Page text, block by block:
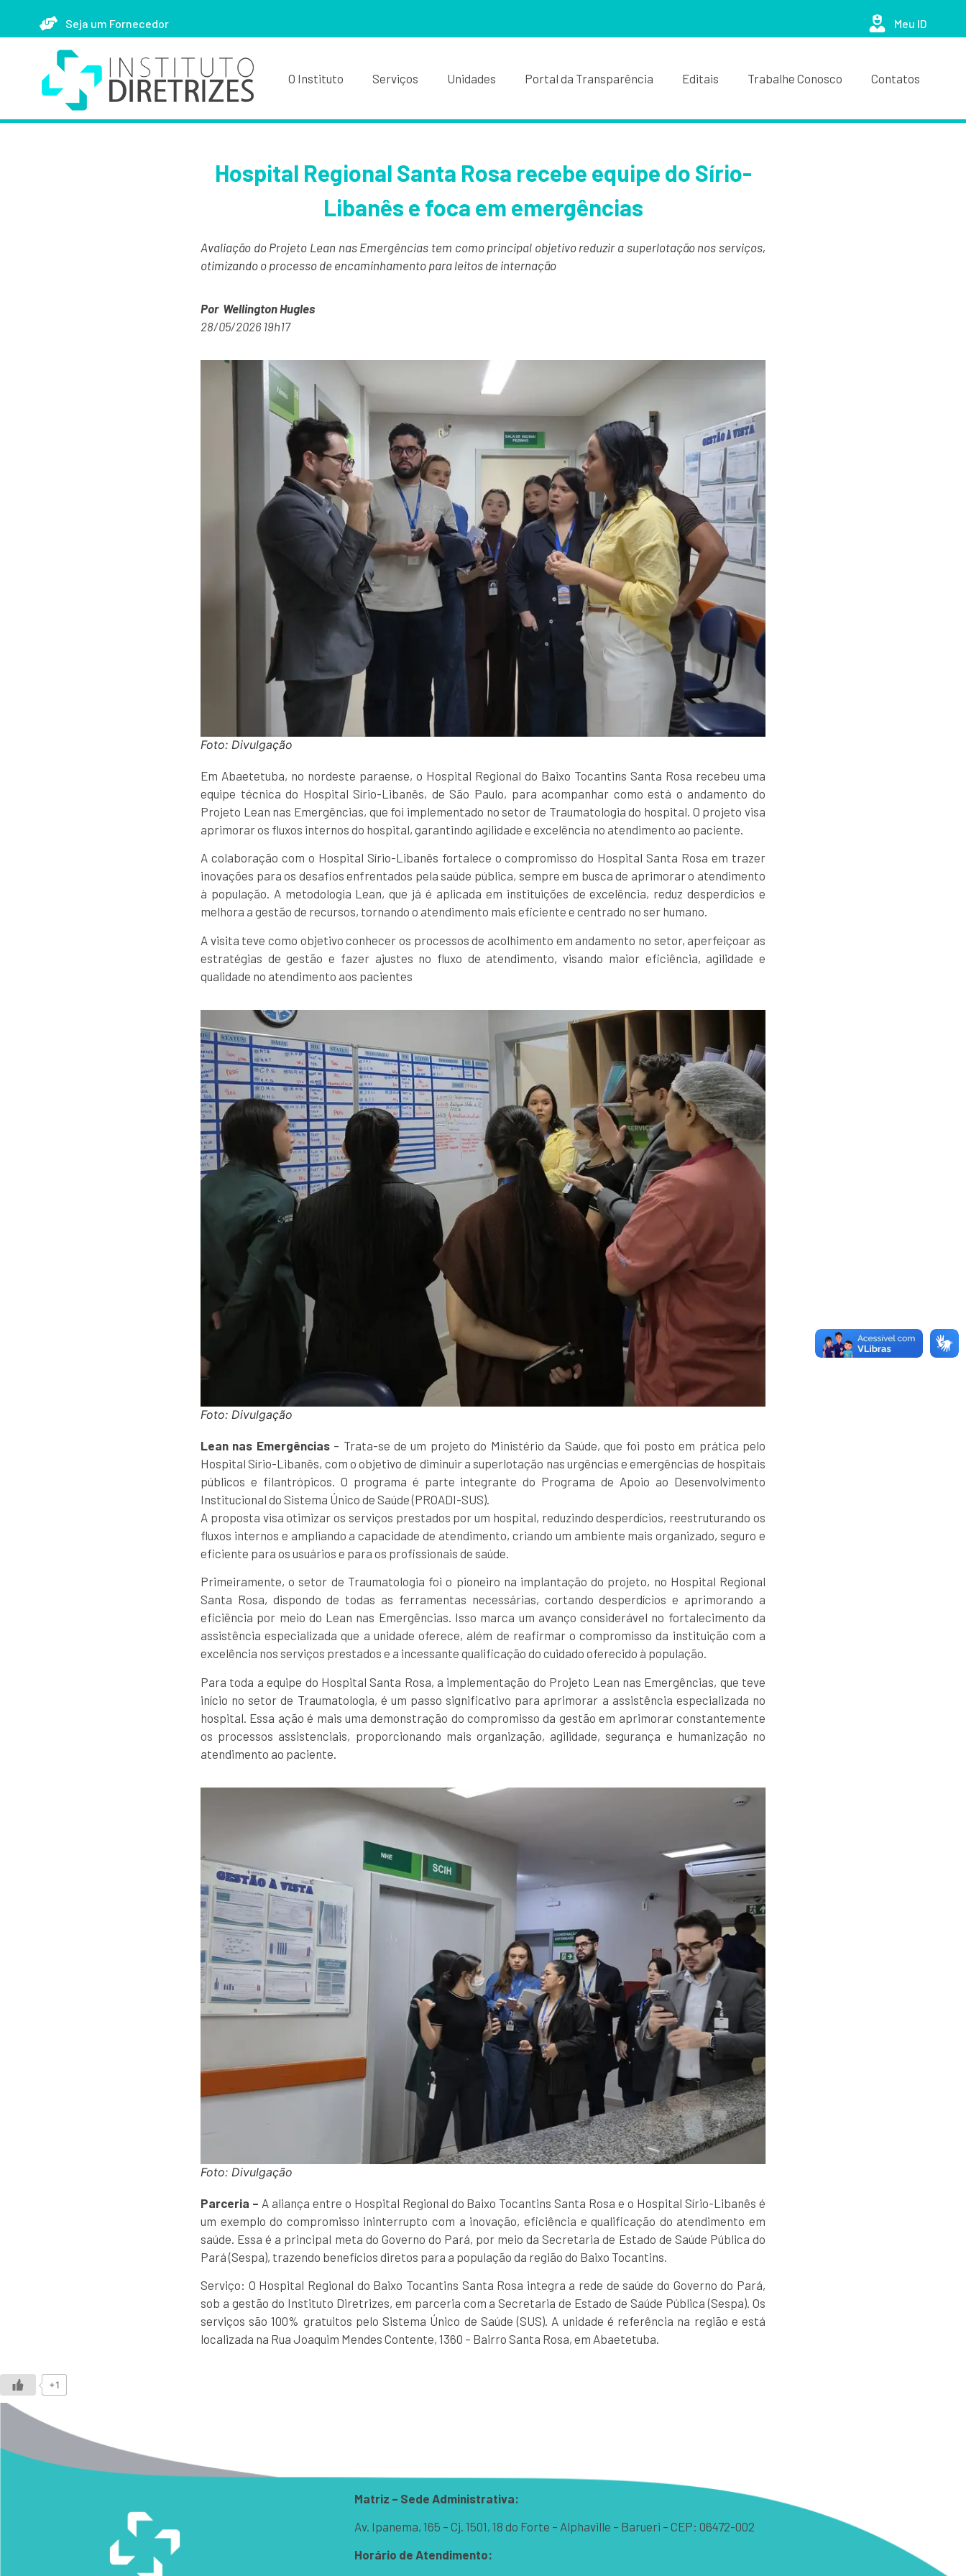
Seja um Fornecedor Meu ID
O Instituto Serviços Unidades Portal da Transparência Editais Trabalhe Conosco Contatos
Hospital Regional Santa Rosa recebe equipe do Sírio-
Libanês e foca em emergências
Avaliação do Projeto Lean nas Emergências tem como principal objetivo reduzir a superlotação nos serviços,
otimizando o processo de encaminhamento para leitos de internação
Por Wellington Hugles
28/05/2026 19h17
Foto: Divulgação
Em Abaetetuba, no nordeste paraense, o Hospital Regional do Baixo Tocantins Santa Rosa recebeu uma
equipe técnica do Hospital Sírio-Libanês, de São Paulo, para acompanhar como está o andamento do
Projeto Lean nas Emergências, que foi implementado no setor de Traumatologia do hospital. O projeto visa
aprimorar os fluxos internos do hospital, garantindo agilidade e excelência no atendimento ao paciente.
A colaboração com o Hospital Sírio-Libanês fortalece o compromisso do Hospital Santa Rosa em trazer
inovações para os desafios enfrentados pela saúde pública, sempre em busca de aprimorar o atendimento
à população. A metodologia Lean, que já é aplicada em instituições de excelência, reduz desperdícios e
melhora a gestão de recursos, tornando o atendimento mais eficiente e centrado no ser humano.
A visita teve como objetivo conhecer os processos de acolhimento em andamento no setor, aperfeiçoar as
estratégias de gestão e fazer ajustes no fluxo de atendimento, visando maior eficiência, agilidade e
qualidade no atendimento aos pacientes
Foto: Divulgação
Lean nas Emergências – Trata-se de um projeto do Ministério da Saúde, que foi posto em prática pelo
Hospital Sírio-Libanês, com o objetivo de diminuir a superlotação nas urgências e emergências de hospitais
públicos e filantrópicos. O programa é parte integrante do Programa de Apoio ao Desenvolvimento
Institucional do Sistema Único de Saúde (PROADI-SUS).
A proposta visa otimizar os serviços prestados por um hospital, reduzindo desperdícios, reestruturando os
fluxos internos e ampliando a capacidade de atendimento, criando um ambiente mais organizado, seguro e
eficiente para os usuários e para os profissionais de saúde.
Primeiramente, o setor de Traumatologia foi o pioneiro na implantação do projeto, no Hospital Regional
Santa Rosa, dispondo de todas as ferramentas necessárias, cortando desperdícios e aprimorando a
eficiência por meio do Lean nas Emergências. Isso marca um avanço considerável no fortalecimento da
assistência especializada que a unidade oferece, além de reafirmar o compromisso da instituição com a
excelência nos serviços prestados e a incessante qualificação do cuidado oferecido à população.
Para toda a equipe do Hospital Santa Rosa, a implementação do Projeto Lean nas Emergências, que teve
início no setor de Traumatologia, é um passo significativo para aprimorar a assistência especializada no
hospital. Essa ação é mais uma demonstração do compromisso da gestão em aprimorar constantemente
os processos assistenciais, proporcionando mais organização, agilidade, segurança e humanização no
atendimento ao paciente.
Foto: Divulgação
Parceria – A aliança entre o Hospital Regional do Baixo Tocantins Santa Rosa e o Hospital Sírio-Libanês é
um exemplo do compromisso ininterrupto com a inovação, eficiência e qualificação do atendimento em
saúde. Essa é a principal meta do Governo do Pará, por meio da Secretaria de Estado de Saúde Pública do
Pará (Sespa), trazendo benefícios diretos para a população da região do Baixo Tocantins.
Serviço: O Hospital Regional do Baixo Tocantins Santa Rosa integra a rede de saúde do Governo do Pará,
sob a gestão do Instituto Diretrizes, em parceria com a Secretaria de Estado de Saúde Pública (Sespa). Os
serviços são 100% gratuitos pelo Sistema Único de Saúde (SUS). A unidade é referência na região e está
localizada na Rua Joaquim Mendes Contente, 1360 – Bairro Santa Rosa, em Abaetetuba.
+1
Matriz – Sede Administrativa:
Av. Ipanema, 165 – Cj. 1501, 18 do Forte – Alphaville – Barueri – CEP: 06472-002
Horário de Atendimento: